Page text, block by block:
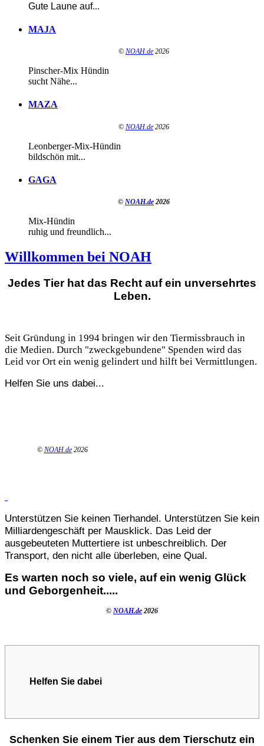
Gute Laune auf...
MAJA
© NOAH.de 2026
Pinscher-Mix Hündin
sucht Nähe...
MAZA
© NOAH.de 2026
Leonberger-Mix-Hündin
bildschön mit...
GAGA
© NOAH.de 2026
Mix-Hündin
ruhig und freundlich...
Willkommen bei NOAH
Jedes Tier hat das Recht auf ein unversehrtes
Leben.
Seit Gründung in 1994 bringen wir den Tiermissbrauch in
die Medien. Durch "zweckgebundene" Spenden wird das
Leid vor Ort ein wenig gelindert und hilft bei Vermittlungen.
Helfen Sie uns dabei...
© NOAH.de 2026
Unterstützen Sie keinen Tierhandel. Unterstützen Sie kein
Milliardengeschäft per Mausklick. Das Leid der
ausgebeuteten Muttertiere ist unbeschreiblich. Der
Transport, den nicht alle überleben, eine Qual.
Es warten noch so viele, auf ein wenig Glück
und Geborgenheit.....
© NOAH.de 2026
Helfen Sie dabei
Schenken Sie einem Tier aus dem Tierschutz ein